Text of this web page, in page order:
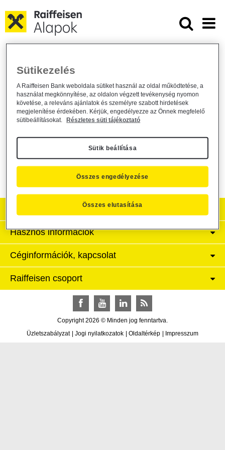
A Raiffeisen Garantált Pénzpiaci Alap
garantált minimum hozama
Alapkezelő közzététel / general / 2011. május 31.
A Raiffeisen Befektetési Alapkezelő Zrt. (1054 Budapest,
Raiffeisen Garantált Pénzpiaci Alap a tájékoztató 1.18 pontja
szerinti garantált minimumhozama a 2011. június 01. és 2011.
Hasznos információk
Céginformációk, kapcsolat
Raiffeisen csoport
Copyright 2026 © Minden jog fenntartva.
FacebookYouTubeLinkedInRSS
Üzletszabályzat Jogi nyilatkozatok Oldaltérkép Impresszum
Sütikezelés
A Raiffeisen Bank weboldala sütiket használ az oldal működtetése, a
használat megkönnyítése, az oldalon végzett tevékenység nyomon
követése, a releváns ajánlatok és személyre szabott hirdetések
megjelenítése érdekében. Kérjük, engedélyezze az Önnek megfelelő
sütibeállításokat.
Részletes süti tájékoztató
Sütik beállítása
Összes elutasítása
Összes engedélyezése